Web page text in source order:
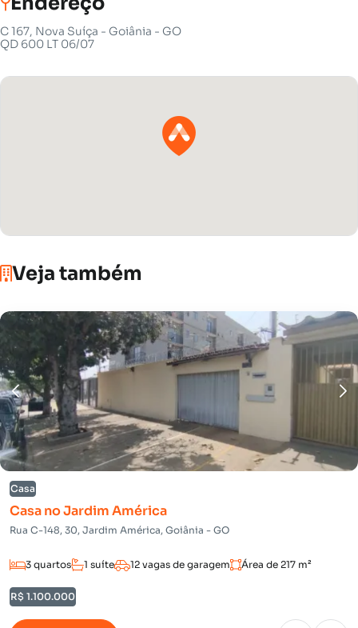
C 167, Nova Suíça - Goiânia - GO
QD 600 LT 06/07
Veja também
Casa
Casa no Jardim América
Rua C-148, 30, Jardim América, Goiânia - GO
3 quartos 1 suíte 12 vagas de garagem Área de 217 m²
R$ 1.100.000